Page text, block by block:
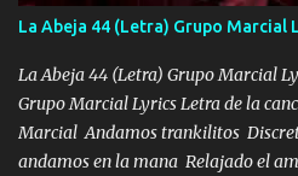
FALTA UN HERMANO DE CLAVE
HOMBRE VALIENTE POR ALGO
VIO POR LA FAMILIA PARA QUE
los HERMANOS un cerebro
La Abeja 44 (Letra) Grupo Marcial
La Abeja 44 (Letra) Grupo Marcial
Grupo Marcial Lyrics Letra de la
Marcial Andamos trankilitos
andamos en la mana Relajado el